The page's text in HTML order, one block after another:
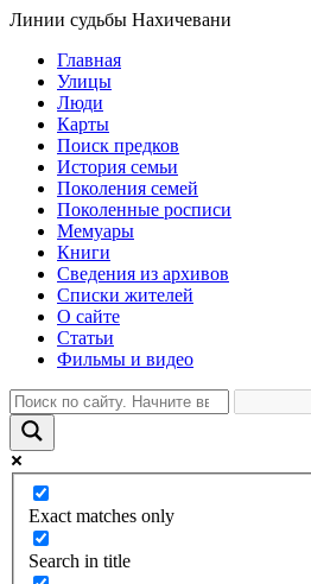
Линии судьбы Нахичевани
Главная
Улицы
Люди
Карты
Поиск предков
История семьи
Поколения семей
Поколенные росписи
Мемуары
Книги
Сведения из архивов
Списки жителей
О сайте
Статьи
Фильмы и видео
Exact matches only
Search in title